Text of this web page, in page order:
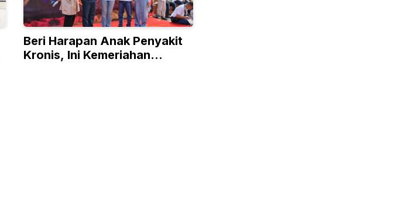
Beri Harapan Anak Penyakit
Kronis, Ini Kemeriahan